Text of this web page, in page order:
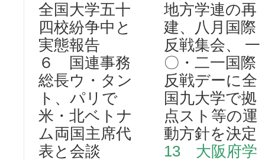
全国大学五十
四校紛争中と
実態報告
６ 国連事務
総長ウ・タン
ト、パリで
米・北ベトナ
ム両国主席代
表と会談
地方学連の再
建、八月国際
反戦集会、 一
〇・二一国際
反戦デーに全
国九大学で拠
点スト等の運
動方針を決定
13 大阪府学